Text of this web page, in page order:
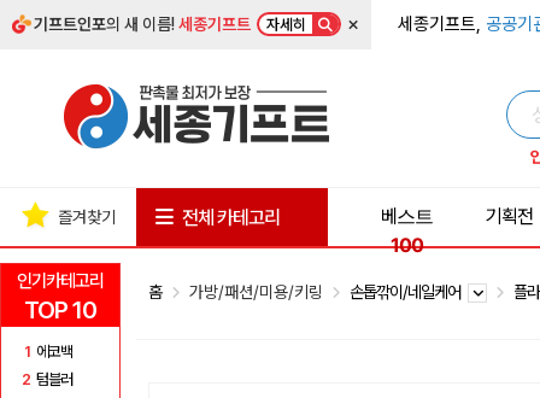
기프트인포의 새 이름!세종기프트 자세히 × 세종기프트, 공공기
인기카테고리
TOP 10
1 에코백
2 텀블러
즐겨찾기 전체 카테고리
베스트
100
기획전
홈 가방/패션/미용/키링 손톱깎이/네일케어 플